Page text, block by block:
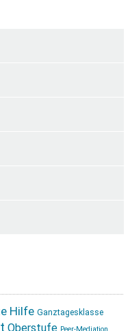
Hilfe Ganztagesklasse
Oberstufe